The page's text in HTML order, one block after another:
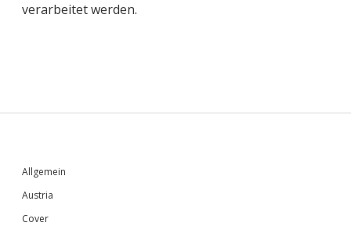
verarbeitet werden.
Sidebar
Allgemein
Austria
Cover